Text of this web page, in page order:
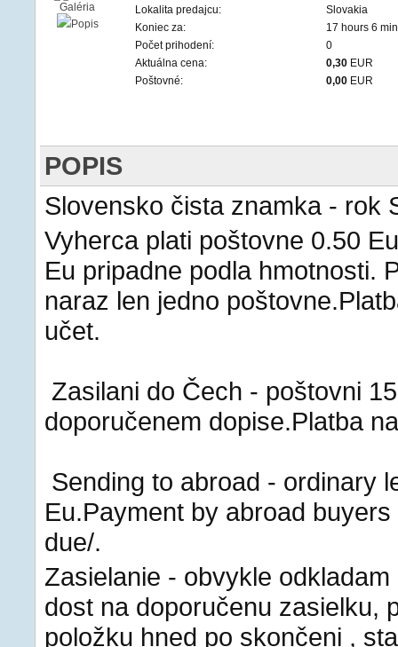
Galéria
Popis
Lokalita predajcu:
Slovakia
Koniec za:
17 hours 6
Počet prihodení:
0
Aktuálna cena:
0,30 EUR
Poštovné:
0,00 EUR
POPIS
Slovensko čista znamka - rok
Vyherca plati poštovne 0.50
Eu pripadne podla hmotnosti.
naraz len jedno
učet.
Zasilani do Čech - poštovni
doporučenem dopise.Platba
Sending to abroad - ordinary
Eu.Payment by abroad
due/.
Zasielanie - obvykle
dost na doporučenu zasielku,
položku hned po skončeni ,